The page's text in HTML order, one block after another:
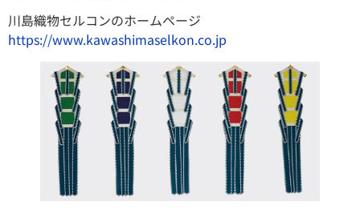
川島織物セルコンのホームページ
https://www.kawashimaselkon.co.jp